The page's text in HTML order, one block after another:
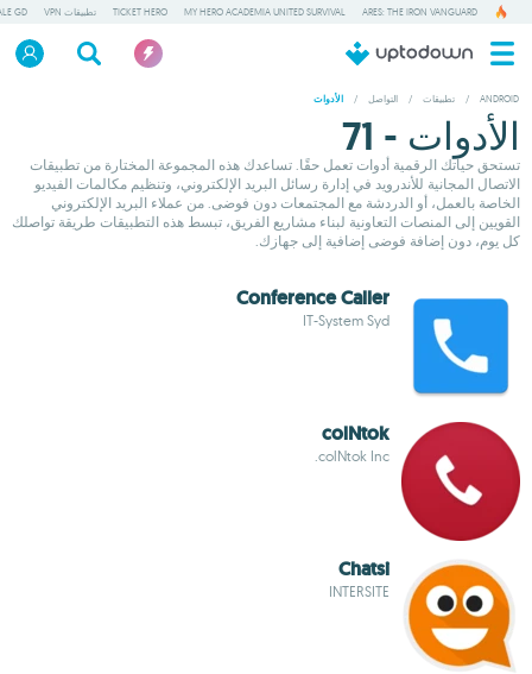
ARES: THE IRON VANGUARD
MY HERO ACADEMIA UNITED SURVIVAL
TICKET HERO تطبيقات VPN GD
ANDROID
/ تطبيقات / التواصل / الأدوات
الأدوات - 71
تستحق حياتك الرقمية أدوات تعمل حقًا. تساعدك هذه المجموعة المختارة من تطبيقات
الاتصال المجانية للأندرويد في إدارة رسائل البريد الإلكتروني، وتنظيم مكالمات الفيديو
الخاصة بالعمل، أو الدردشة مع المجتمعات دون فوضى. من عملاء البريد الإلكتروني
القويين إلى المنصات التعاونية لبناء مشاريع الفريق، تبسط هذه التطبيقات طريقة تواصلك
كل يوم، دون إضافة فوضى إضافية إلى جهازك.
Conference Caller
IT-System Syd
colNtok
colNtok Inc.
Chatsi
INTERSITE